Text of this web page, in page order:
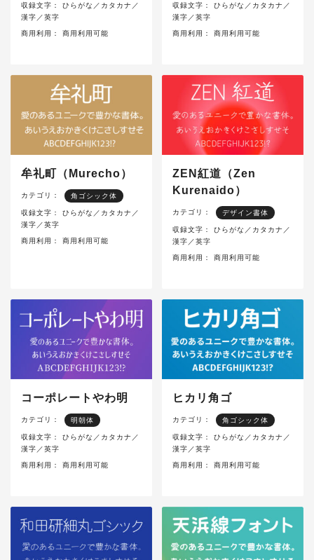
収録文字：
ひらがな／カタカナ／
漢字／英字
商用利用： 商用利用可能
収録文字：
ひらがな／カタカナ／
漢字／英字
商用利用： 商用利用可能
牟礼町（Murecho）
カテゴリ： 角ゴシック体
収録文字：
ひらがな／カタカナ／
漢字／英字
商用利用： 商用利用可能
ZEN紅道（Zen
Kurenaido）
カテゴリ： デザイン書体
収録文字：
ひらがな／カタカナ／
漢字／英字
商用利用： 商用利用可能
コーポレートやわ明
カテゴリ： 明朝体
収録文字：
ひらがな／カタカナ／
漢字／英字
商用利用： 商用利用可能
ヒカリ角ゴ
カテゴリ： 角ゴシック体
収録文字：
ひらがな／カタカナ／
漢字／英字
商用利用： 商用利用可能